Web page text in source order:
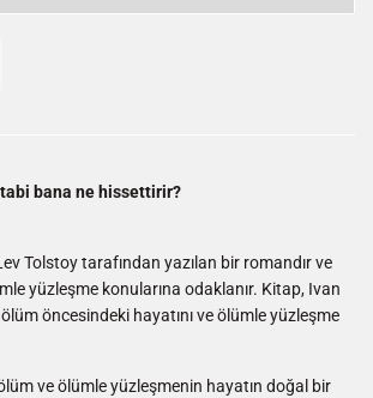
bana ne hissettirir?
Tolstoy tarafından yazılan bir romandır ve
yüzleşme konularına odaklanır. Kitap, Ivan
ölüm öncesindeki hayatını ve ölümle yüzleşme
ve ölümle yüzleşmenin hayatın doğal bir